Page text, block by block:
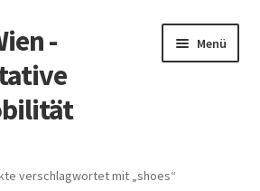
-
Menü
verschlagwortet mit „shoes“